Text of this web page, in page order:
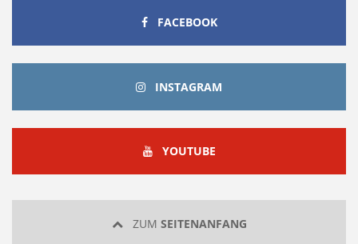
FACEBOOKFACEBOOK
INSTAGRAM
YOUTUBEYOUTUBE
ZUM SEITENANFANG